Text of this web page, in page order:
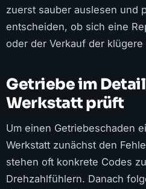
zuerst sauber auslesen und
entscheiden, ob sich eine
oder der Verkauf der klügere
Getriebe im
Werkstatt prüft
Um einen Getriebeschaden
Werkstatt zunächst den
stehen oft konkrete Codes
Drehzahlfühlern. Danach